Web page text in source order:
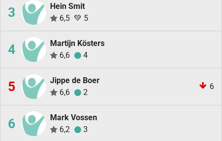
3
Hein Smit
6,5 💚 5
4
Martijn Kösters
6,6
4
5
Jippe de Boer
6,6
2
6
6
Mark Vossen
6,2
3